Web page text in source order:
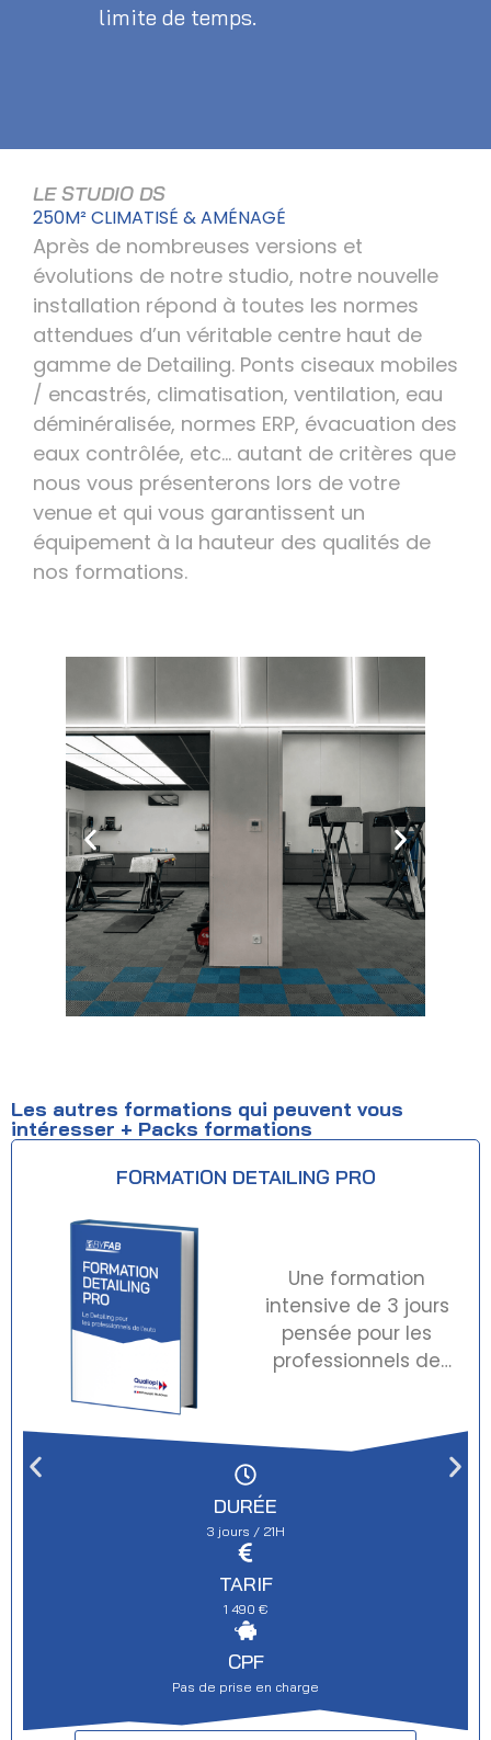
limite de temps.
LE STUDIO DS
250M² CLIMATISÉ & AMÉNAGÉ
Après de nombreuses versions et
évolutions de notre studio, notre nouvelle
installation répond à toutes les normes
attendues d’un véritable centre haut de
gamme de Detailing. Ponts ciseaux mobiles
/ encastrés, climatisation, ventilation, eau
déminéralisée, normes ERP, évacuation des
eaux contrôlée, etc… autant de critères que
nous vous présenterons lors de votre
venue et qui vous garantissent un
équipement à la hauteur des qualités de
nos formations.
Les autres formations qui peuvent vous
intéresser + Packs formations
FORMATION DETAILING PRO
Une formation
intensive de 3 jours
pensée pour les
professionnels de
Detailing à leur
préparateur : maîtrisez
extérieure, le polissage
céramique sur
carrosserie.
DURÉE
3 jours / 21H
TARIF
1 490 €
CPF
Pas de prise en charge